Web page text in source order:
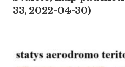
33, 2022-04-30)